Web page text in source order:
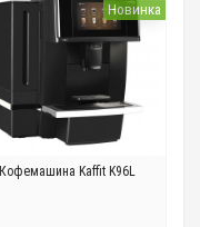
Новинка
Кофемашина Kaffit K96L